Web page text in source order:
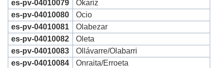
es-pv-04010079
Okariz
es-pv-04010080
Ocio
es-pv-04010081
Olabezar
es-pv-04010082
Oleta
es-pv-04010083
Ollávarre/Olabarri
es-pv-04010084
Onraita/Erroeta